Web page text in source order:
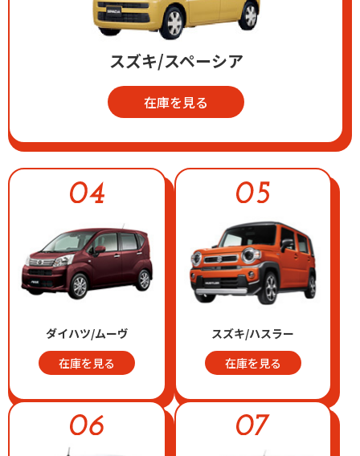
スズキ/スペーシア
在庫を見る
ダイハツ/ムーヴ
在庫を見る
スズキ/ハスラー
在庫を見る